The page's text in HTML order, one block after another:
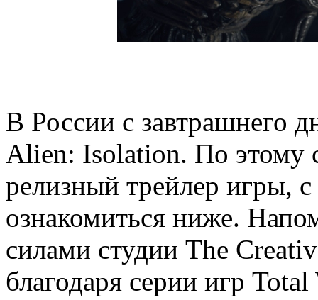
В России с завтрашнего
Alien: Isolation. По этому
релизный трейлер игры,
ознакомиться ниже.
силами студии The
благодаря серии игр